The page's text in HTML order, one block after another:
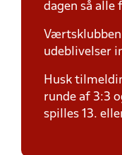
dagen så alle
udeblivelser
Husk
runde af 3:3
spilles 13.